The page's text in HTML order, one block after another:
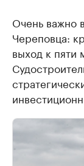
Очень важно
Череповца:
выход к пяти